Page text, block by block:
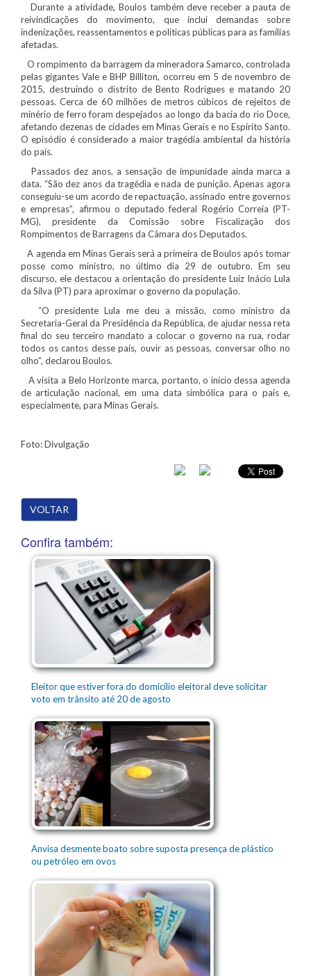
Durante a atividade, Boulos também deve receber a pauta de
reivindicações do movimento, que inclui demandas sobre
indenizações, reassentamentos e políticas públicas para as famílias
afetadas.
O rompimento da barragem da mineradora Samarco, controlada
pelas gigantes Vale e BHP Billiton, ocorreu em 5 de novembro de
2015, destruindo o distrito de Bento Rodrigues e matando 20
pessoas. Cerca de 60 milhões de metros cúbicos de rejeitos de
minério de ferro foram despejados ao longo da bacia do rio Doce,
afetando dezenas de cidades em Minas Gerais e no Espírito Santo.
O episódio é considerado a maior tragédia ambiental da história
do país.
Passados dez anos, a sensação de impunidade ainda marca a
data. “São dez anos da tragédia e nada de punição. Apenas agora
conseguiu-se um acordo de repactuação, assinado entre governos
e empresas”, afirmou o deputado federal Rogério Correia (PT-
MG), presidente da Comissão sobre Fiscalização dos
Rompimentos de Barragens da Câmara dos Deputados.
A agenda em Minas Gerais será a primeira de Boulos após tomar
posse como ministro, no último dia 29 de outubro. Em seu
discurso, ele destacou a orientação do presidente Luiz Inácio Lula
da Silva (PT) para aproximar o governo da população.
“O presidente Lula me deu a missão, como ministro da
Secretaria-Geral da Presidência da República, de ajudar nessa reta
final do seu terceiro mandato a colocar o governo na rua, rodar
todos os cantos desse país, ouvir as pessoas, conversar olho no
olho”, declarou Boulos.
A visita a Belo Horizonte marca, portanto, o início dessa agenda
de articulação nacional, em uma data simbólica para o país e,
especialmente, para Minas Gerais.
Foto: Divulgação
VOLTAR
Confira também:
Eleitor que estiver fora do domicílio eleitoral deve solicitar
voto em trânsito até 20 de agosto
Anvisa desmente boato sobre suposta presença de plástico
ou petróleo em ovos